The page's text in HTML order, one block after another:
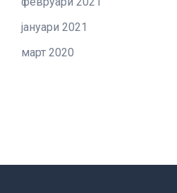
јануари 2021
март 2020